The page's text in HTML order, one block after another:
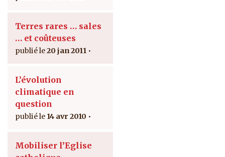
Terres rares … sales
… et coûteuses
20 jan 2011
L’évolution
climatique en
question
14 avr 2010
Mobiliser l’Eglise